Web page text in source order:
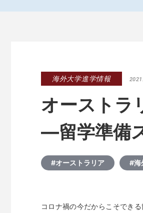
海外大学進学情報
オーストラ
―留学準備
#オーストラリア #海
コロナ禍の今だからこそでき